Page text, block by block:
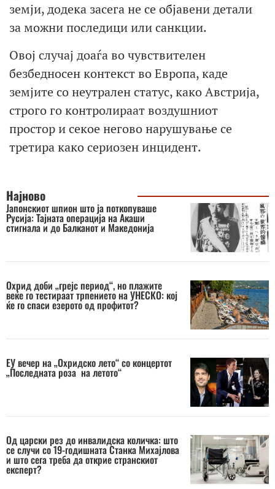
земји, додека засега не се објавени детали
за можни последици или санкции.
Овој случај доаѓа во чувствителен
безбедносен контекст во Европа, каде
земјите со неутрален статус, како Австрија,
строго го контролираат воздушниот
простор и секое негово нарушување се
третира како сериозен инцидент.
Најново
Јапонскиот шпион што ја поткопуваше
Русија: Тајната операција на Акаши
стигнала и до Балканот и Македонија
Охрид доби „грејс период“, но плажите
веќе го тестираат трпението на УНЕСКО: кој
ќе го спаси езерото од профитот?
ЕУ вечер на „Охридско лето“ со концертот
„Последната роза на летото“
Од царски рез до инвалидска количка: што
се случи со 19-годишната Станка Михајлова
и што сега треба да открие странскиот
експерт?